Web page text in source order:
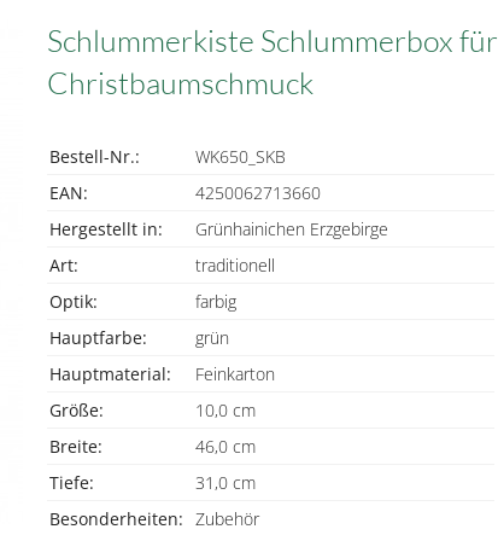
Schlummerkiste Schlummerbox für
Christbaumschmuck
Bestell-Nr.:
WK650_SKB
EAN:
4250062713660
Hergestellt in:
Grünhainichen Erzgebirge
Art:
traditionell
Optik:
farbig
Hauptfarbe:
grün
Hauptmaterial:
Feinkarton
Größe:
10,0 cm
Breite:
46,0 cm
Tiefe:
31,0 cm
Besonderheiten: Zubehör